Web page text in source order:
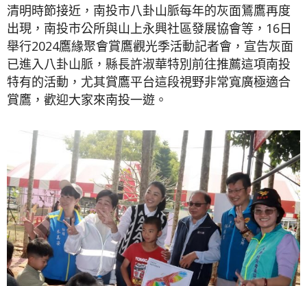
清明時節接近，南投市八卦山脈每年的灰面鵟鷹再度
出現，南投市公所與山上永興社區發展協會等，16日
舉行2024鷹緣聚會賞鷹觀光季活動記者會，宣告灰面
已進入八卦山脈，縣長許淑華特別前往推薦這項南投
特有的活動，尤其賞鷹平台這段視野非常寬廣極適合
賞鷹，歡迎大家來南投一遊。